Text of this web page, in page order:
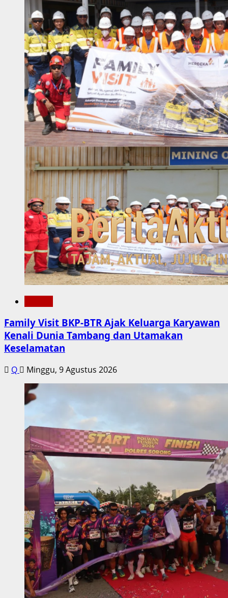
Family Visit BKP-BTR Ajak Keluarga Karyawan
Kenali Dunia Tambang dan Utamakan
Keselamatan
Q Minggu, 9 Agustus 2026